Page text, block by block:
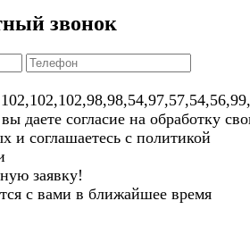
звонок
даете согласие на обработку
и соглашаетесь с политикой
заявку!
с вами в ближайшее время